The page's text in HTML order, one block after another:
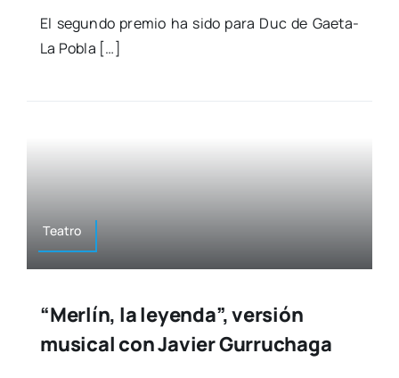
El segun­do pre­mio ha sido para Duc de Gae­­ta-
La Pobla […]
Tea­tro
“Merlín, la leyenda”, versión
musical con Javier Gurruchaga